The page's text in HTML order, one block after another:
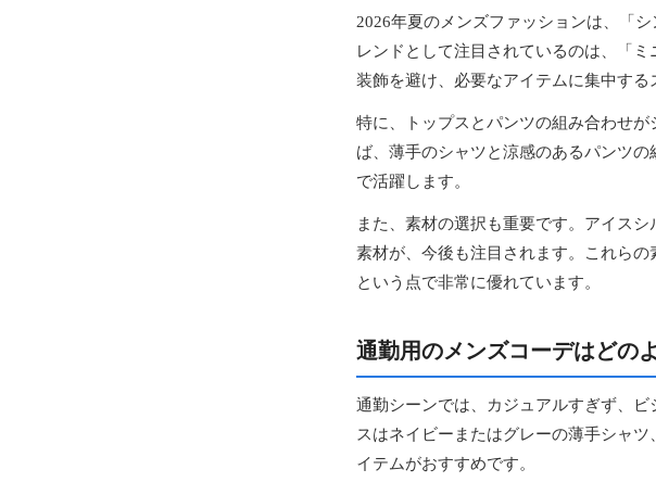
2026年夏のメンズファッションは、「
レンドとして注目されているのは、「
装飾を避け、必要なアイテムに集中する
特に、トップスとパンツの組み合わせ
ば、薄手のシャツと涼感のあるパンツ
で活躍します。
また、素材の選択も重要です。アイス
素材が、今後も注目されます。これら
という点で非常に優れています。
通勤用のメンズコーデはどの
通勤シーンでは、カジュアルすぎず、
スはネイビーまたはグレーの薄手シャ
イテムがおすすめです。